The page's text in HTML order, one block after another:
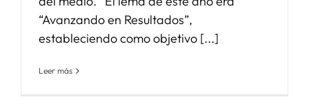
“Avanzando en Resultados”,
estableciendo como objetivo [...]
Leer más